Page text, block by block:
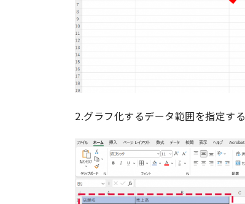
2.グラフ化するデータ範囲を指定する